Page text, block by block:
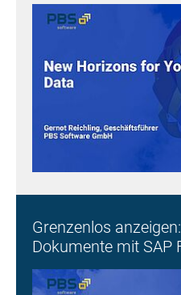
Grenzenlos
Dokumente mit SAP